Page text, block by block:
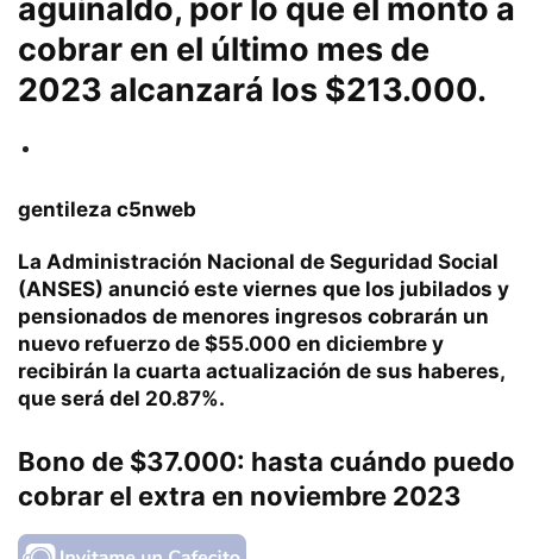
aguinaldo, por lo que el monto a
cobrar en el último mes de
2023 alcanzará los $213.000.
gentileza c5nweb
La Administración Nacional de Seguridad Social
(ANSES) anunció este viernes que los jubilados y
pensionados de menores ingresos cobrarán un
nuevo refuerzo de $55.000 en diciembre y
recibirán la cuarta actualización de sus haberes,
que será del 20.87%.
Bono de $37.000: hasta cuándo puedo
cobrar el extra en noviembre 2023